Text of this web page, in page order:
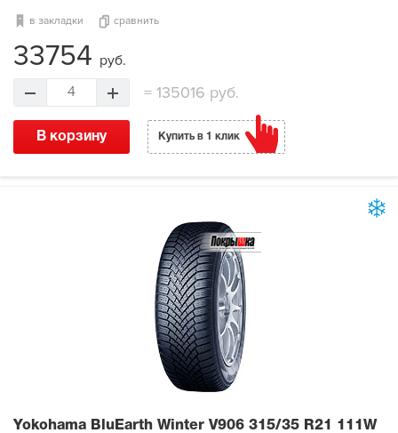
в закладки сравнить
33754 руб.
4 = 135016 руб.
В корзину Купить в 1 клик
Yokohama BluEarth Winter V906 315/35 R21 111W